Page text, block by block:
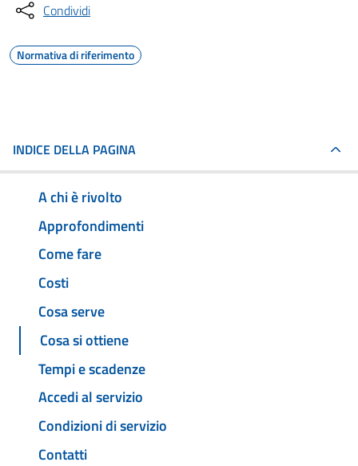
Condividi
Normativa di riferimento
INDICE DELLA PAGINA
A chi è rivolto
Approfondimenti
Come fare
Costi
Cosa serve
Cosa si ottiene
Tempi e scadenze
Accedi al servizio
Condizioni di servizio
Contatti